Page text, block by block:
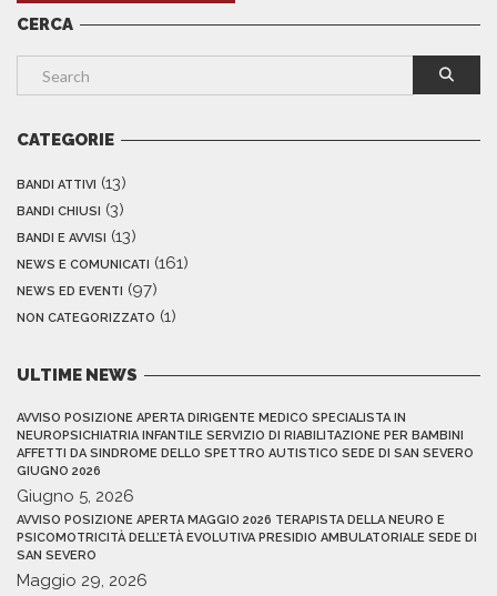
CERCA
CATEGORIE
BANDI ATTIVI (13)
BANDI CHIUSI (3)
BANDI E AVVISI (13)
NEWS E COMUNICATI (161)
NEWS ED EVENTI (97)
NON CATEGORIZZATO (1)
ULTIME NEWS
AVVISO POSIZIONE APERTA DIRIGENTE MEDICO SPECIALISTA IN
NEUROPSICHIATRIA INFANTILE SERVIZIO DI RIABILITAZIONE PER BAMBINI
AFFETTI DA SINDROME DELLO SPETTRO AUTISTICO SEDE DI SAN SEVERO
GIUGNO 2026
Giugno 5, 2026
AVVISO POSIZIONE APERTA MAGGIO 2026 TERAPISTA DELLA NEURO E
PSICOMOTRICITÀ DELL’ETÀ EVOLUTIVA PRESIDIO AMBULATORIALE SEDE DI
SAN SEVERO
Maggio 29, 2026